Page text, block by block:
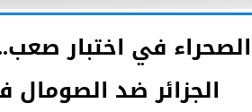
في اختبار
الجزائر ضد